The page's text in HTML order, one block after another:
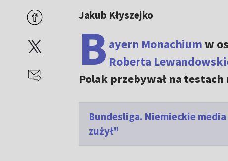
Jakub Kłyszejko
B ayern Monachiumw
Roberta
Polak przebywał na
Bundesliga. Niemieckie
zużył"